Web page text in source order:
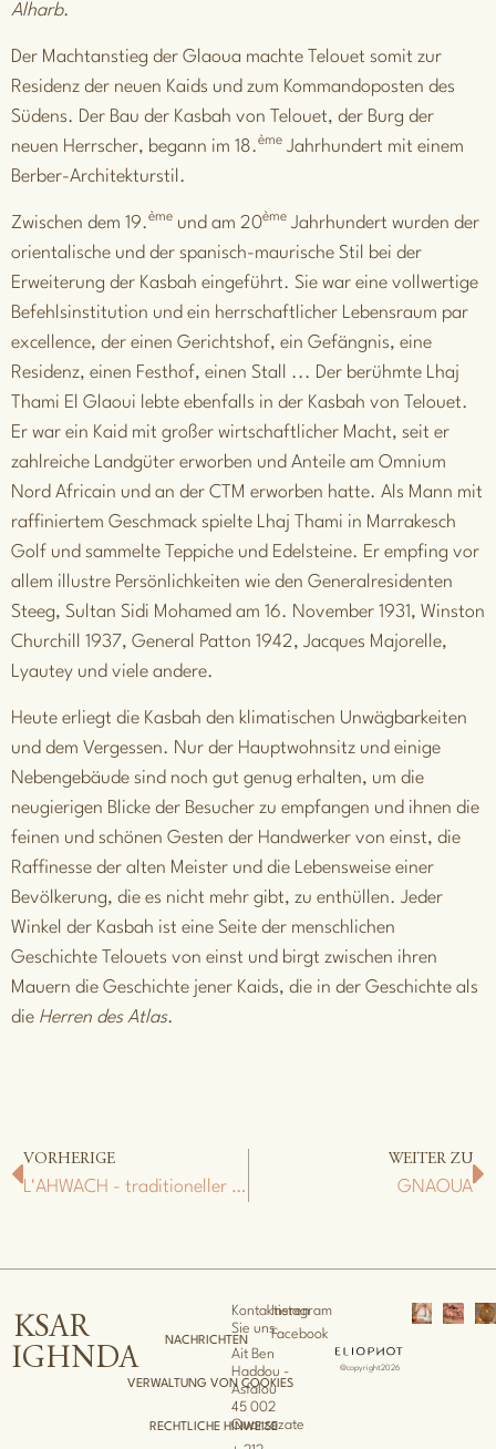
Alharb.
Der Machtanstieg der Glaoua machte Telouet somit zur
Residenz der neuen Kaids und zum Kommandoposten des
Südens. Der Bau der Kasbah von Telouet, der Burg der
neuen Herrscher, begann im 18.ème Jahrhundert mit einem
Berber-Architekturstil.
Zwischen dem 19.ème und am 20ème Jahrhundert wurden der
orientalische und der spanisch-maurische Stil bei der
Erweiterung der Kasbah eingeführt. Sie war eine vollwertige
Befehlsinstitution und ein herrschaftlicher Lebensraum par
excellence, der einen Gerichtshof, ein Gefängnis, eine
Residenz, einen Festhof, einen Stall ... Der berühmte Lhaj
Thami El Glaoui lebte ebenfalls in der Kasbah von Telouet.
Er war ein Kaid mit großer wirtschaftlicher Macht, seit er
zahlreiche Landgüter erworben und Anteile am Omnium
Nord Africain und an der CTM erworben hatte. Als Mann mit
raffiniertem Geschmack spielte Lhaj Thami in Marrakesch
Golf und sammelte Teppiche und Edelsteine. Er empfing vor
allem illustre Persönlichkeiten wie den Generalresidenten
Steeg, Sultan Sidi Mohamed am 16. November 1931, Winston
Churchill 1937, General Patton 1942, Jacques Majorelle,
Lyautey und viele andere.
Heute erliegt die Kasbah den klimatischen Unwägbarkeiten
und dem Vergessen. Nur der Hauptwohnsitz und einige
Nebengebäude sind noch gut genug erhalten, um die
neugierigen Blicke der Besucher zu empfangen und ihnen die
feinen und schönen Gesten der Handwerker von einst, die
Raffinesse der alten Meister und die Lebensweise einer
Bevölkerung, die es nicht mehr gibt, zu enthüllen. Jeder
Winkel der Kasbah ist eine Seite der menschlichen
Geschichte Telouets von einst und birgt zwischen ihren
Mauern die Geschichte jener Kaids, die in der Geschichte als
die Herren des Atlas.
VORHERIGE
L'AHWACH - traditioneller Tanz
WEITER ZU
GNAOUA
KSAR
IGHNDA
NACHRICHTEN
VERWALTUNG VON COOKIES
RECHTLICHE HINWEISE
Kontaktieren
Sie uns
Ait Ben
Haddou -
Asfalou
45 002
Ouarzazate
Instagram
Facebook
@copyright2026